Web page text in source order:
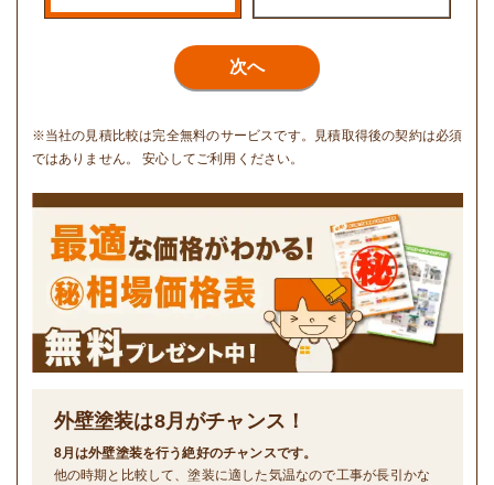
次へ
※当社の見積比較は完全無料のサービスです。見積取得後の契約は必須
ではありません。 安心してご利用ください。
外壁塗装は8月がチャンス！
8月は外壁塗装を行う絶好のチャンスです。
他の時期と比較して、塗装に適した気温なので工事が長引かな